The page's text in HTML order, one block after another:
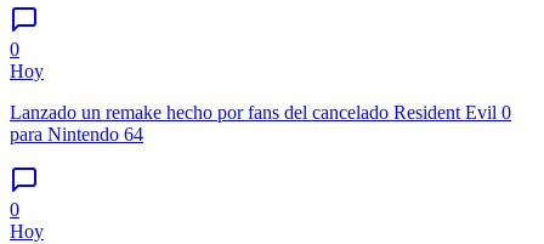
0
Hoy
Lanzado un remake hecho por fans del cancelado Resident Evil 0
para Nintendo 64
0
Hoy